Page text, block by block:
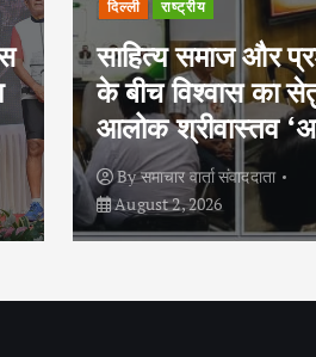
नैनो नागल इंटर-
बास्केटबॉल टूर्नामेंट में
प्रेजेंटेशन कॉन्वेंट
चैंपियन
Byसमाचार वार्ता संवाददाता
July 31, 2026